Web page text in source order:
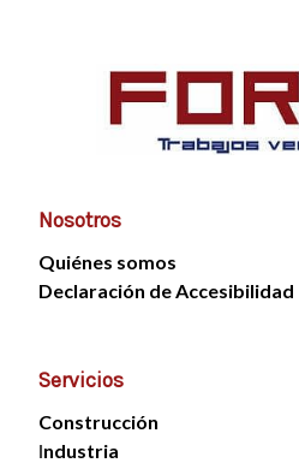
Nosotros
Quiénes somos
Declaración de Accesibilidad
Servicios
Construcción
Industria